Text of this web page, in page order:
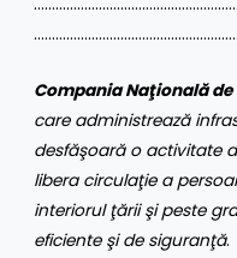
Compania Naţională de
care administrează
desfăşoară o activitate
libera circulaţie a
interiorul ţării şi peste
eficiente şi de siguranţă.